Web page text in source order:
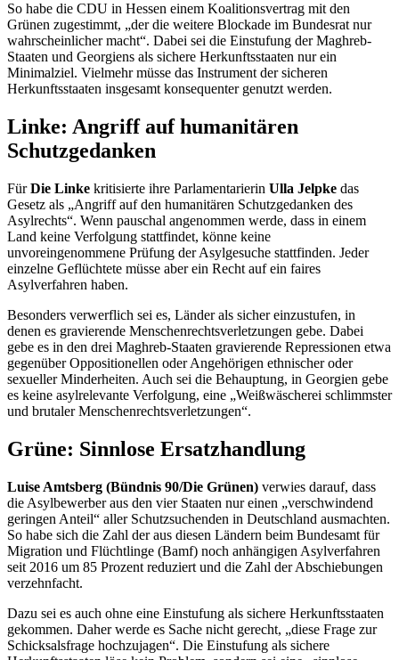
So habe die CDU in Hessen einem Koalitionsvertrag mit den
Grünen zugestimmt, „der die weitere Blockade im Bundesrat nur
wahrscheinlicher macht“. Dabei sei die Einstufung der Maghreb-
Staaten und Georgiens als sichere Herkunftsstaaten nur ein
Minimalziel. Vielmehr müsse das Instrument der sicheren
Herkunftsstaaten insgesamt konsequenter genutzt werden.
Linke: Angriff auf humanitären
Schutzgedanken
FürDie Linke kritisierte ihre Parlamentarierin Ulla Jelpke das
Gesetz als „Angriff auf den humanitären Schutzgedanken des
Asylrechts“. Wenn pauschal angenommen werde, dass in einem
Land keine Verfolgung stattfindet, könne keine
unvoreingenommene Prüfung der Asylgesuche stattfinden. Jeder
einzelne Geflüchtete müsse aber ein Recht auf ein faires
Asylverfahren haben.
Besonders verwerflich sei es, Länder als sicher einzustufen, in
denen es gravierende Menschenrechtsverletzungen gebe. Dabei
gebe es in den drei Maghreb-Staaten gravierende Repressionen etwa
gegenüber Oppositionellen oder Angehörigen ethnischer oder
sexueller Minderheiten. Auch sei die Behauptung, in Georgien gebe
es keine asylrelevante Verfolgung, eine „Weißwäscherei schlimmster
und brutaler Menschenrechtsverletzungen“.
Grüne: Sinnlose Ersatzhandlung
Luise Amtsberg (Bündnis 90/Die Grünen) verwies darauf, dass
die Asylbewerber aus den vier Staaten nur einen „verschwindend
geringen Anteil“ aller Schutzsuchenden in Deutschland ausmachten.
So habe sich die Zahl der aus diesen Ländern beim Bundesamt für
Migration und Flüchtlinge (Bamf) noch anhängigen Asylverfahren
seit 2016 um 85 Prozent reduziert und die Zahl der Abschiebungen
verzehnfacht.
Dazu sei es auch ohne eine Einstufung als sichere Herkunftsstaaten
gekommen. Daher werde es Sache nicht gerecht, „diese Frage zur
Schicksalsfrage hochzujagen“. Die Einstufung als sichere